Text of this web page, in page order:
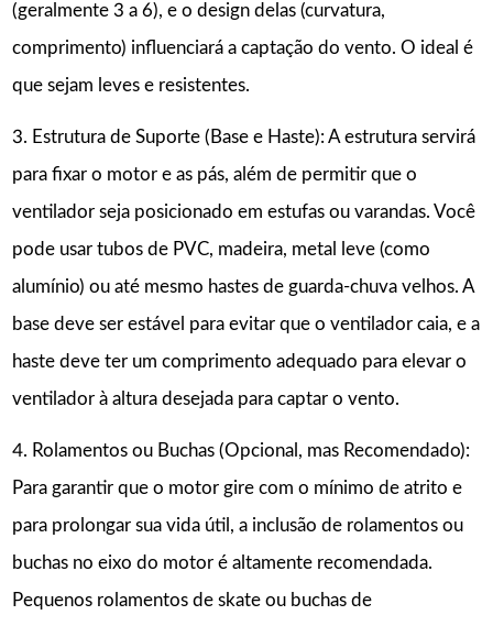
(geralmente 3 a 6), e o design delas (curvatura,
comprimento) influenciará a captação do vento. O ideal é
que sejam leves e resistentes.
3. Estrutura de Suporte (Base e Haste): A estrutura servirá
para fixar o motor e as pás, além de permitir que o
ventilador seja posicionado em estufas ou varandas. Você
pode usar tubos de PVC, madeira, metal leve (como
alumínio) ou até mesmo hastes de guarda-chuva velhos. A
base deve ser estável para evitar que o ventilador caia, e a
haste deve ter um comprimento adequado para elevar o
ventilador à altura desejada para captar o vento.
4. Rolamentos ou Buchas (Opcional, mas Recomendado):
Para garantir que o motor gire com o mínimo de atrito e
para prolongar sua vida útil, a inclusão de rolamentos ou
buchas no eixo do motor é altamente recomendada.
Pequenos rolamentos de skate ou buchas de